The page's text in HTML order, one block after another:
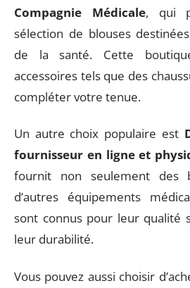
Compagnie Médicale, qui
sélection de blouses
de la santé. Cette
accessoires tels que des
compléter votre tenue.
Un autre choix populaire est
fournisseur en ligne et
fournit non seulement des
d’autres équipements
sont connus pour leur qualité
leur durabilité.
Vous pouvez aussi choisir